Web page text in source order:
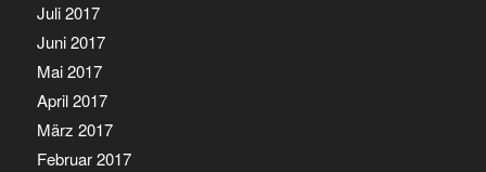
Juli 2017
Juni 2017
Mai 2017
April 2017
März 2017
Februar 2017